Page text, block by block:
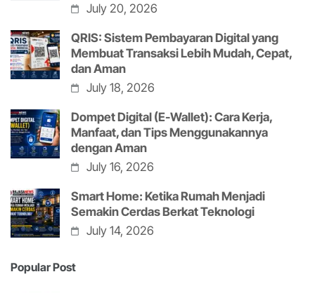
July 20, 2026
QRIS: Sistem Pembayaran Digital yang
Membuat Transaksi Lebih Mudah, Cepat,
dan Aman
July 18, 2026
Dompet Digital (E-Wallet): Cara Kerja,
Manfaat, dan Tips Menggunakannya
dengan Aman
July 16, 2026
Smart Home: Ketika Rumah Menjadi
Semakin Cerdas Berkat Teknologi
July 14, 2026
Popular Post